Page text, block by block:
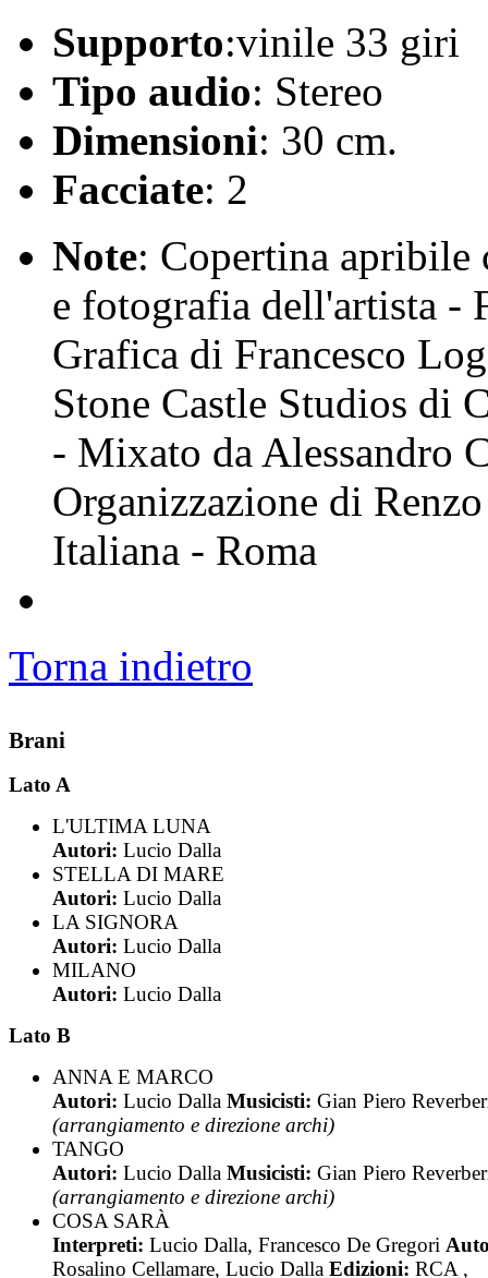
Supporto:vinile 33 giri
Tipo audio: Stereo
Dimensioni: 30 cm.
Facciate: 2
Note: Copertina apribile
e fotografia dell'artista -
Grafica di Francesco
Stone Castle Studios di
- Mixato da Alessandro
Organizzazione di
Italiana - Roma
Torna indietro
Brani
Lato A
L'ULTIMA LUNA
Autori: Lucio Dalla
STELLA DI MARE
Autori: Lucio Dalla
LA SIGNORA
Autori: Lucio Dalla
MILANO
Autori: Lucio Dalla
Lato B
ANNA E MARCO
Autori: Lucio Dalla Musicisti: Gian Piero
(arrangiamento e direzione archi)
TANGO
Autori: Lucio Dalla Musicisti: Gian Piero
(arrangiamento e direzione archi)
COSA SARÀ
Interpreti: Lucio Dalla, Francesco De Gregori
Rosalino Cellamare, Lucio Dalla Edizioni: RCA ,